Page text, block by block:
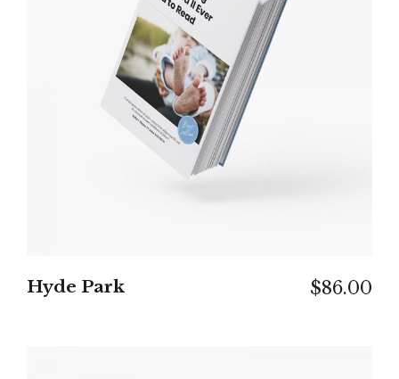
IN DEN WARENKORB
Hyde Park $86.00